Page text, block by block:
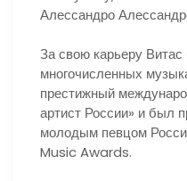
Алессандро
За свою карьеру
многочисленных
престижный
артист России» и был
молодым певцом
Music Awards.